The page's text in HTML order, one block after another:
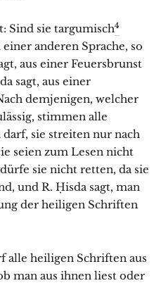
Sind sie targumisch4
anderen Sprache, so
aus einer Feuersbrunst
sagt, aus einer
demjenigen, welcher
stimmen alle
sie streiten nur nach
seien zum Lesen nicht
sie nicht retten, da sie
und R. Ḥisda sagt, man
der heiligen Schriften
alle heiligen Schriften aus
man aus ihnen liest oder